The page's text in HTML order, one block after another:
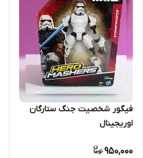
فیگور شخصیت جنگ ستارگان
اوریجینال
950,000